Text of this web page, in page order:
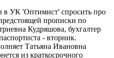
в УК 'Оптимист' спросить про
прописки по
Кудряшова, бухгалтер
- вторник.
Татьяна Ивановна
из краткосрочного